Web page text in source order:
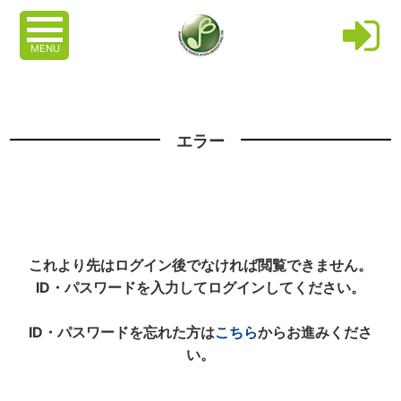
MENU
エラー
これより先はログイン後でなければ閲覧できません。
ID・パスワードを入力してログインしてください。
ID・パスワードを忘れた方はこちらからお進みくださ
い。